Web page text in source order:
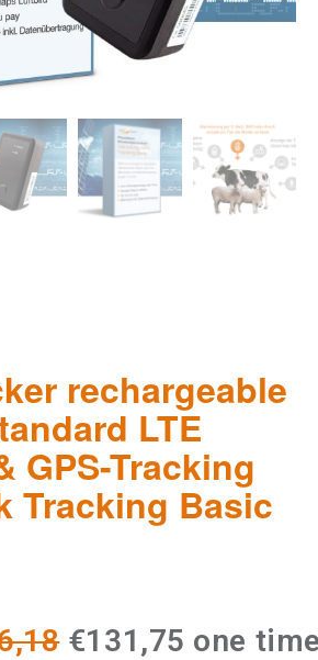
rechargeable
LTE
GPS-Tracking
Tracking Basic
€131,75 one